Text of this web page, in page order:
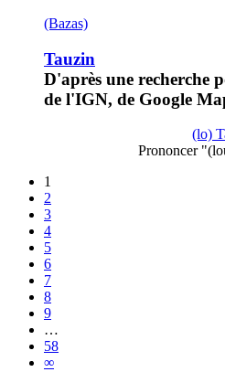
(Bazas)
Tauzin
D'après une recherche
de l'IGN, de Google
(lo)
Prononcer
1
2
3
4
5
6
7
8
9
…
58
∞